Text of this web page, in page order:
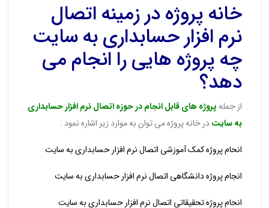
خانه پروژه در زمینه اتصال
نرم افزار حسابداری به سایت
چه پروژه هایی را انجام می
دهد؟
از جمله پروژه های قابل انجام در حوزه اتصال نرم افزار حسابداری
به سایت در خانه پروژه می توان به موارد زیر اشاره نمود :
انحام پروژه کمک آموزشی اتصال نرم افزار حسابداری به سایت
انجام پروژه دانشگاهی اتصال نرم افزار حسابداری به سایت
انحام پروژه تحقیقاتی اتصال نرم افزار حسابداری به سایت